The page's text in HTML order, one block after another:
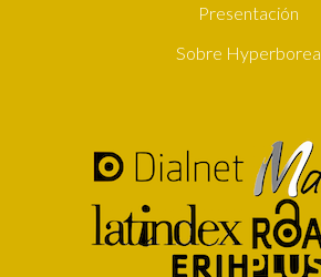
Presentación
Sobre Hyperborea